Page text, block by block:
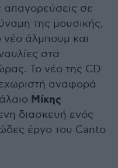
απαγορεύσεις σε
της μουσικής,
νέο άλμπουμ και
στα
Το νέο της CD
αναφορά
Μίκης
διασκευή ενός
έργο του Canto